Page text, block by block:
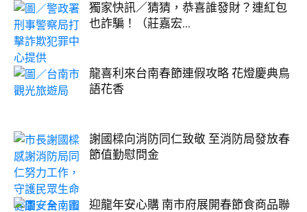
獨家快訊／猜猜，恭喜誰發財？連紅包
也詐騙！（莊嘉宏...
龍喜利來台南春節連假攻略 花燈慶典鳥
語花香
謝國樑向消防同仁致敬 至消防局發放春
節值勤慰問金
迎龍年安心購 南市府展開春節食商品聯